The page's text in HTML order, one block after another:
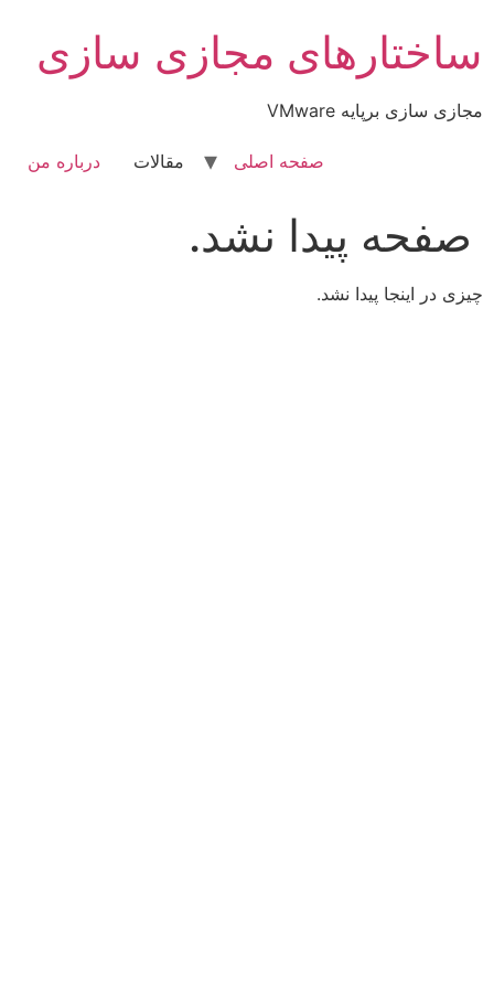
محتوا
ساختارهای مجازی سازی
مجازی سازی برپایه VMware
صفحه اصلی مقالات درباره من
صفحه پیدا نشد.
چیزی در اینجا پیدا نشد.